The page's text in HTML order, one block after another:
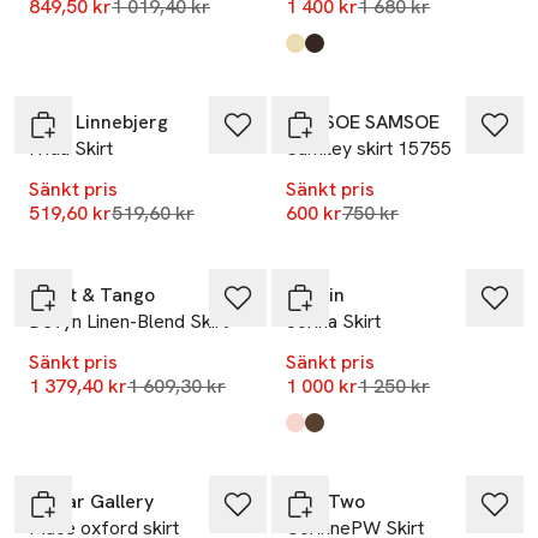
849,50 krLägsta pris 30 dagar
1 019,40 kr 1 400 krLägsta pris 30 dagar
1 680 kr
Produkten finns i färgerna:
Light Lemon2
Chocolate
Sibin Linnebjerg
Frida Skirt
Sänkt pris
519,60 krLägsta pris 30 dagar
519,60 kr
SAMSOE SAMSOE
Samiley skirt 15755
Sänkt pris
600 krLägsta pris 30 dagar
750 kr
Twist & Tango
Devyn Linen-Blend Skirt
Sänkt pris
1 379,40 krLägsta pris 30 dagar
1 609,30 kr
Stylein
Jorina Skirt
Sänkt pris
1 000 krLägsta pris 30 dagar
1 250 kr
Produkten finns i färgerna:
Off Pink
Cacao
Ahlvar Gallery
Mace oxford skirt
Part Two
CorinnePW Skirt